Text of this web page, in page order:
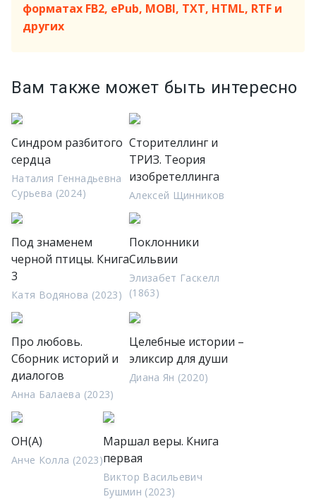
форматах FB2, ePub, MOBI, TXT, HTML, RTF и
других
Вам также может быть интересно
Синдром разбитого
сердца
Наталия Геннадьевна
Сурьева (2024)
Сторителлинг и
ТРИЗ. Теория
изобретеллинга
Алексей Щинников
Под знаменем
черной птицы. Книга
3
Катя Водянова (2023)
Поклонники
Сильвии
Элизабет Гаскелл
(1863)
Про любовь.
Сборник историй и
диалогов
Анна Балаева (2023)
Целебные истории –
эликсир для души
Диана Ян (2020)
ОН(А)
Анче Колла (2023)
Маршал веры. Книга
первая
Виктор Васильевич
Бушмин (2023)